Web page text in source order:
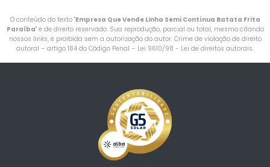
O conteúdo do texto "Empresa Que Vende Linha Semi Contínua Batata Frita
Paraíba" é de direito reservado. Sua reprodução, parcial ou total, mesmo citando
nossos links, é proibida sem a autorização do autor. Crime de violação de direito
autoral – artigo 184 do Código Penal – Lei 9610/98 - Lei de direitos autorais.